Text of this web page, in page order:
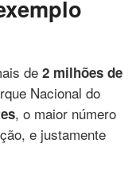
de 2 milhões de
Nacional do
, o maior número
e justamente